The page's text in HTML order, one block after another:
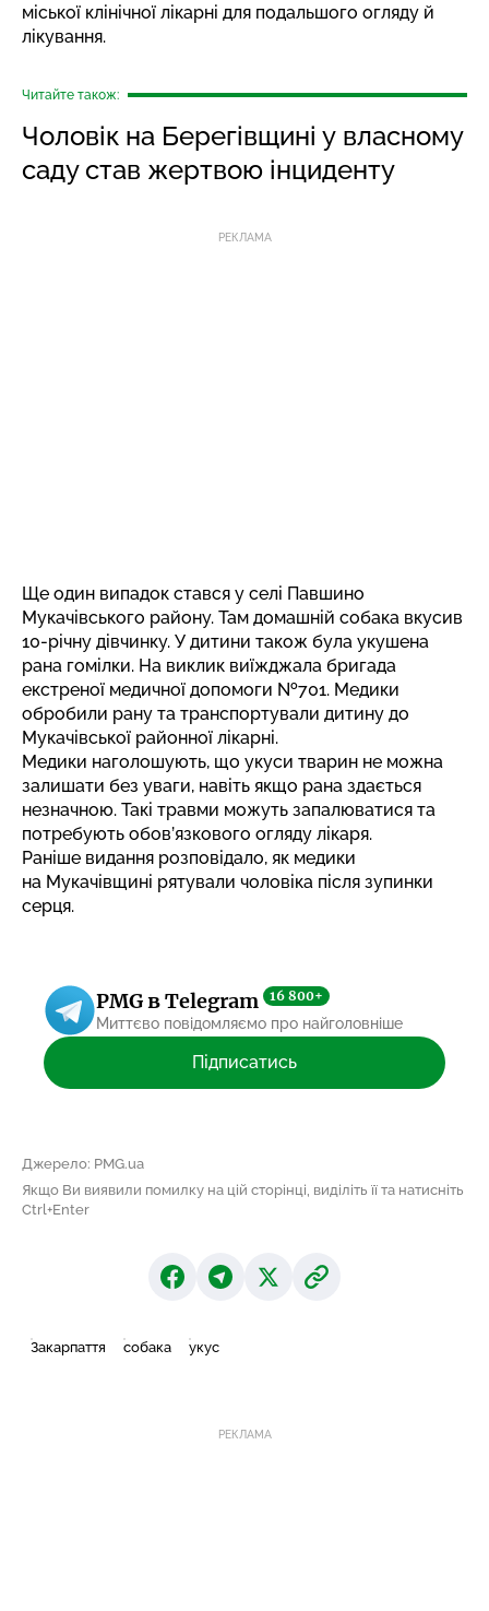
міської клінічної лікарні для подальшого огляду й
лікування.
Читайте також:
Чоловік на Берегівщині у власному
саду став жертвою інциденту
РЕКЛАМА
Ще один випадок стався у селі Павшино
Мукачівського району. Там домашній собака вкусив
10-річну дівчинку. У дитини також була укушена
рана гомілки. На виклик виїжджала бригада
екстреної медичної допомоги №701. Медики
обробили рану та транспортували дитину до
Мукачівської районної лікарні.
Медики наголошують, що укуси тварин не можна
залишати без уваги, навіть якщо рана здається
незначною. Такі травми можуть запалюватися та
потребують обов’язкового огляду лікаря.
Раніше видання розповідало, як медики
на Мукачівщині рятували чоловіка після зупинки
серця.
PMG в Telegram 16 800+
Миттєво повідомляємо про найголовніше
Підписатись
Джерело: PMG.ua
Якщо Ви виявили помилку на цій сторінці, виділіть її та натисніть
Ctrl+Enter
Закарпаття собака укус
РЕКЛАМА